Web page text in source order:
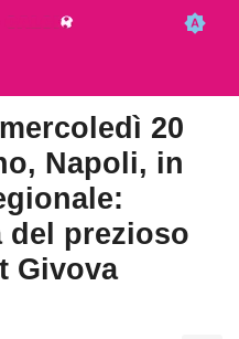
20
Napoli, in
del prezioso
Givova